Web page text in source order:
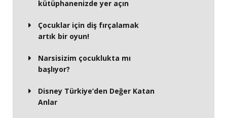
kütüphanenizde yer açın
Çocuklar için diş fırçalamak
artık bir oyun!
Narsisizim çocuklukta mı
başlıyor?
Disney Türkiye’den Değer Katan
Anlar